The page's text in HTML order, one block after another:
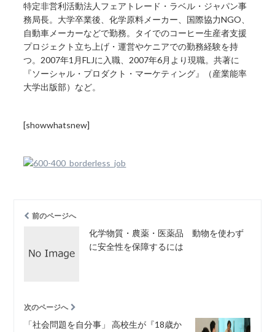
特定非営利活動法人フェアトレード・ラベル・ジャパン事
務局長。大学卒業後、化学原料メーカー、国際協力NGO、
自動車メーカーなどで勤務。タイでのコーヒー生産者支援
プロジェクト立ち上げ・運営やケニアでの勤務経験を持
つ。2007年1月FLJに入職、2007年6月より現職。共著に
『ソーシャル・プロダクト・マーケティング』（産業能率
大学出版部）など。
[showwhatsnew]
前のページへ
化学物質・農薬・医薬品 動物を使わず
に安全性を保障するには
次のページへ
「社会問題を自分事」 高校生が『18歳か